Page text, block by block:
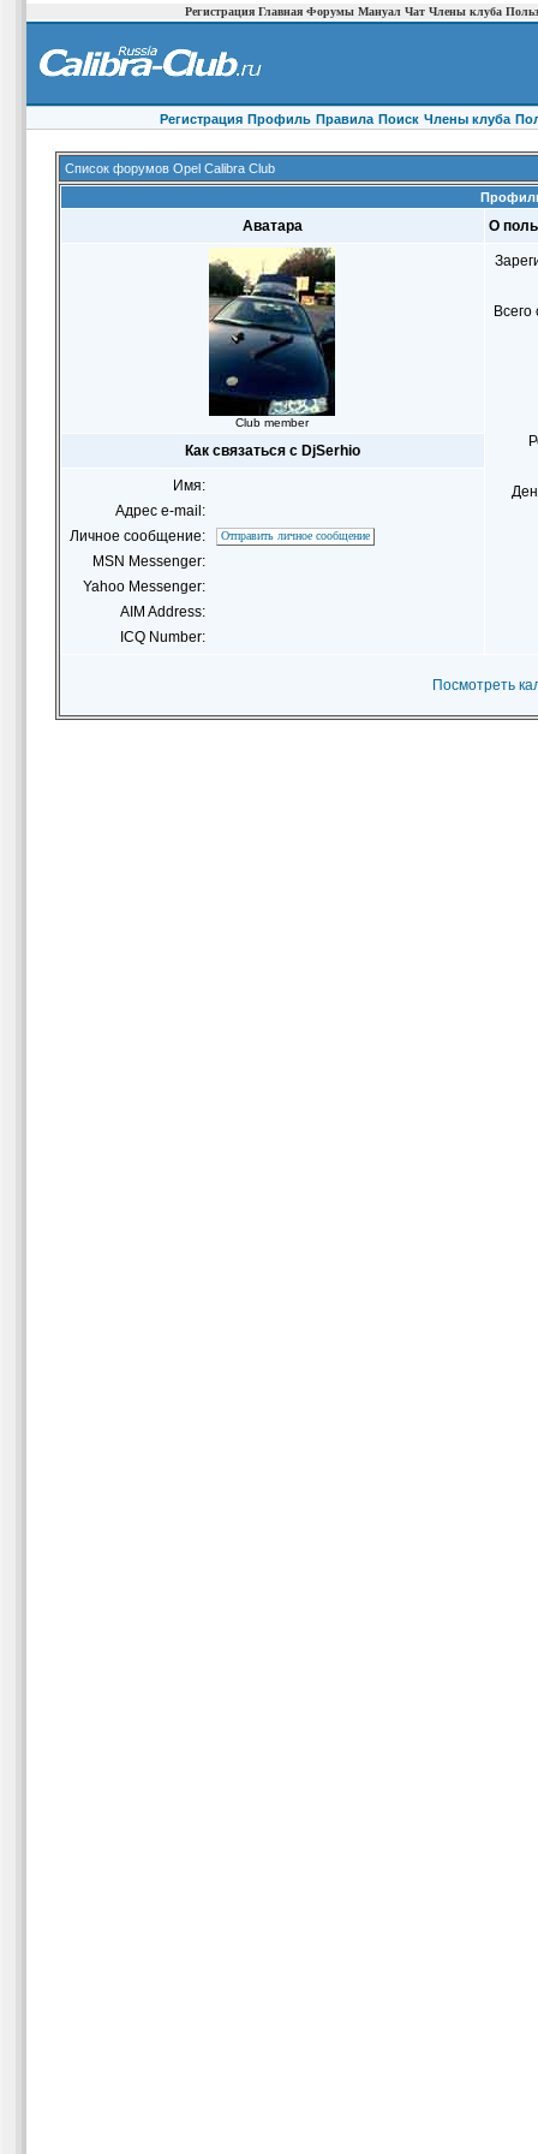
Регистрация Главная Форумы Мануал Чат Члены клуба
Регистрация Профиль Правила Поиск Члены клуба
Список форумов Opel Calibra Club
Аватара О
Club member
Как связаться с DjSerhio
Имя:
Адрес e-mail:
Личное сообщение:
Отправить личное сообщение
MSN Messenger:
Yahoo Messenger:
AIM Address:
ICQ Number:
Посмотреть